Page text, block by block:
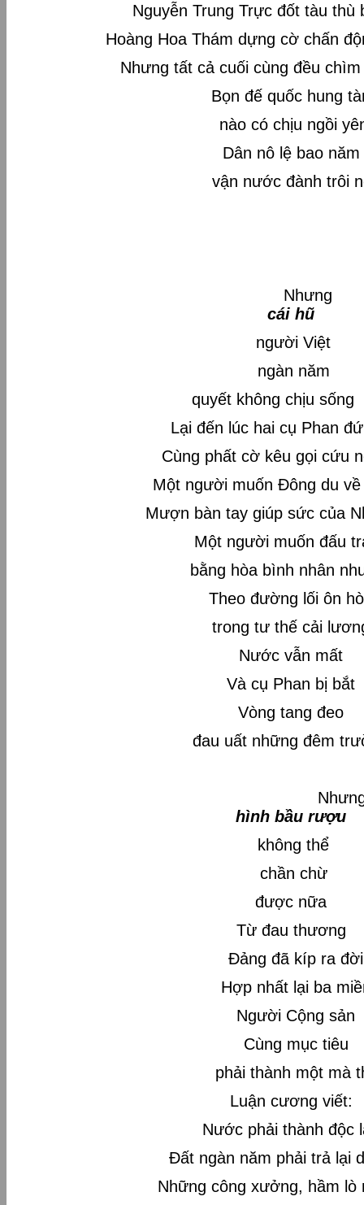
Nguyễn Trung Trực đốt tàu thù
Hoàng Hoa Thám dựng cờ chấn
Nhưng tất cả cuối cùng đều
Bọn đế quốc hung
nào có chịu ngồi
Dân nô lệ bao năm
vận nước đành trôi
cái hũ
người Việt
ngàn năm
quyết không chịu sống
Lại đến lúc hai cụ Phan
Cùng phất cờ kêu gọi cứu
Một người muốn Đông du
Mượn bàn tay giúp sức của
Một người muốn đấu
bằng hòa bình nhân
Theo đường lối ôn
trong tư thế cải
Nước vẫn mất
Và cụ Phan bị bắt
Vòng tang đeo
đau uất những đêm
hình bầu rượu
không thể
chần chừ
được nữa
Từ đau thương
Đảng đã kíp ra đời
Hợp nhất lại ba
Người Cộng sản
Cùng mục tiêu
phải thành một mà
Luận cương viết:
Nước phải thành độc
Đất ngàn năm phải trả lại
Những công xưởng, hầm lò